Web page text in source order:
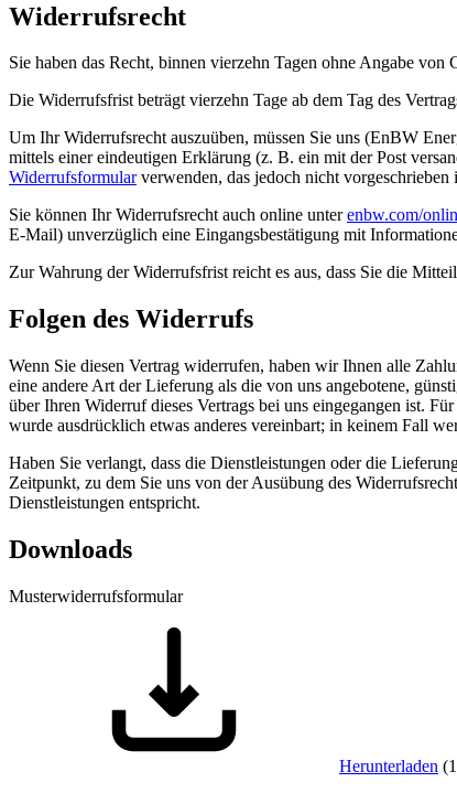
Widerrufsrecht
Sie haben das Recht, binnen vierzehn Tagen ohne Angabe von
Die Widerrufsfrist beträgt vierzehn Tage ab dem Tag des
Um Ihr Widerrufsrecht auszuüben, müssen Sie uns (EnBW
mittels einer eindeutigen Erklärung (z. B. ein mit der Post
Widerrufsformularverwenden, das jedoch nicht vorgeschrieben
Sie können Ihr Widerrufsrecht auch online unterenbw.com/
E-Mail) unverzüglich eine Eingangsbestätigung mit
Zur Wahrung der Widerrufsfrist reicht es aus, dass Sie die
Folgen des Widerrufs
Wenn Sie diesen Vertrag widerrufen, haben wir Ihnen alle
eine andere Art der Lieferung als die von uns angebotene,
über Ihren Widerruf dieses Vertrags bei uns eingegangen ist.
wurde ausdrücklich etwas anderes vereinbart; in keinem Fall
Haben Sie verlangt, dass die Dienstleistungen oder die
Zeitpunkt, zu dem Sie uns von der Ausübung des
Dienstleistungen entspricht.
Downloads
Musterwiderrufsformular
Herunterladen (